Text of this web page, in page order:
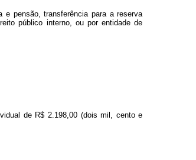
e pensão, transferência para a reserva
público interno, ou por entidade de
de R$ 2.198,00 (dois mil, cento e